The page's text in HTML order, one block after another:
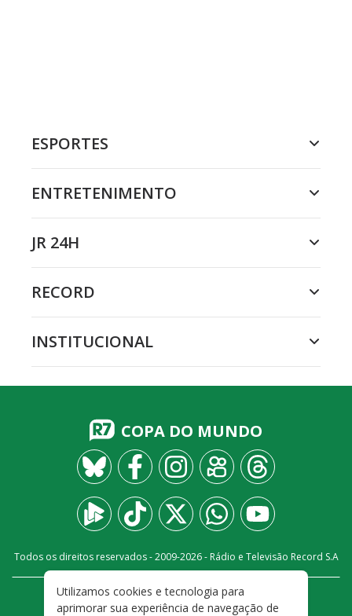
ESPORTES
ENTRETENIMENTO
JR 24H
RECORD
INSTITUCIONAL
COPA DO MUNDO
Todos os direitos reservados - 2009-2026- Rádio e Televisão Record S.A
FALE CONOSCO
PRIVACIDADE
Utilizamos cookies e tecnologia para
aprimorar sua experiência de navegação de